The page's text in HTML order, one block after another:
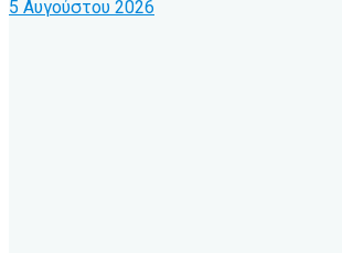
5 Αυγούστου 2026